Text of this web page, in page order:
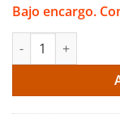
Bajo encargo.
Barra